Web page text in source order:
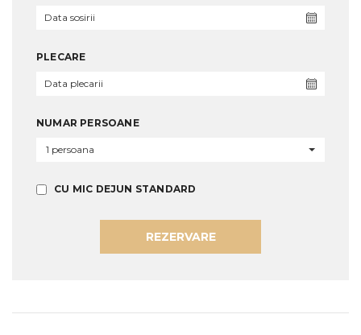
PLECARE
NUMAR PERSOANE
1 persoana
CU MIC DEJUN STANDARD
REZERVARE